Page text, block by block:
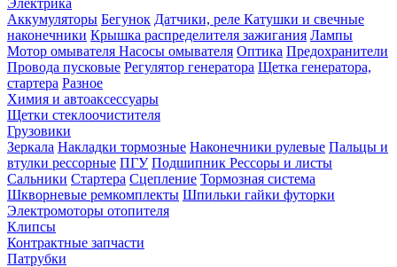
Аккумуляторы Бегунок Датчики, реле Катушки и свечные
наконечники Крышка распределителя зажигания Лампы
Мотор омывателя Насосы омывателя Оптика Предохранители
Провода пусковые Регулятор генератора Щетка генератора,
стартера Разное
Химия и автоаксессуары
Щетки стеклоочистителя
Грузовики
Зеркала Накладки тормозные Наконечники рулевые Пальцы и
втулки рессорные ПГУ Подшипник Рессоры и листы
Сальники Стартера Сцепление Тормозная система
Шкворневые ремкомплекты Шпильки гайки футорки
Электромоторы отопителя
Клипсы
Контрактные запчасти
Патрубки